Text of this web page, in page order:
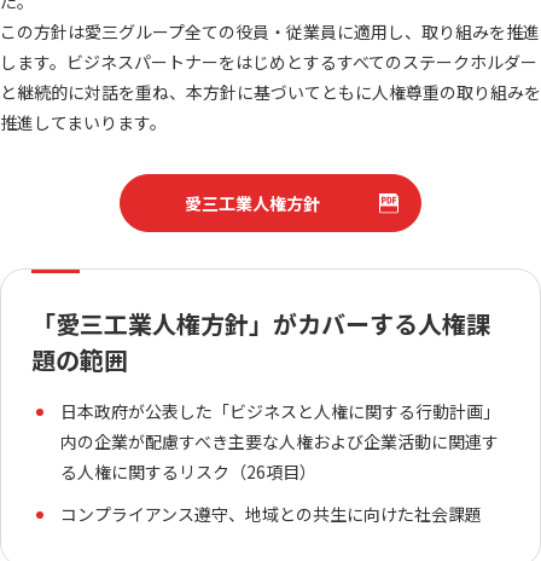
免責事項
採用情報
English お問い合わせ
この方針は愛三グループ全ての役員・従業員に適用し、取り組みを推進
します。ビジネスパートナーをはじめとするすべてのステークホルダー
と継続的に対話を重ね、本方針に基づいてともに人権尊重の取り組みを
推進してまいります。
愛三工業人権方針
「愛三工業人権方針」がカバーする人権課
題の範囲
日本政府が公表した「ビジネスと人権に関する行動計画」
内の企業が配慮すべき主要な人権および企業活動に関連す
る人権に関するリスク（26項目）
コンプライアンス遵守、地域との共生に向けた社会課題